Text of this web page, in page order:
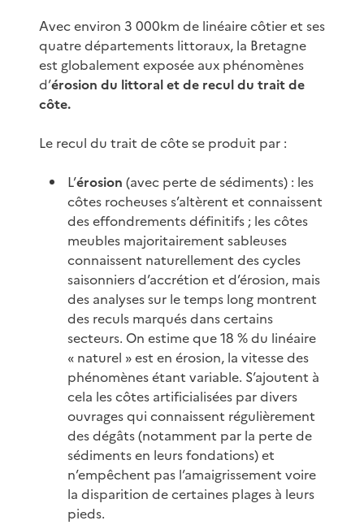
Avec environ 3 000km de linéaire côtier et ses
quatre départements littoraux, la Bretagne
est globalement exposée aux phénomènes
d’érosion du littoral et de recul du trait de
côte.
Le recul du trait de côte se produit par :
L’érosion (avec perte de sédiments) : les
côtes rocheuses s’altèrent et connaissent
des effondrements définitifs ; les côtes
meubles majoritairement sableuses
connaissent naturellement des cycles
saisonniers d’accrétion et d’érosion, mais
des analyses sur le temps long montrent
des reculs marqués dans certains
secteurs. On estime que 18 % du linéaire
« naturel » est en érosion, la vitesse des
phénomènes étant variable. S’ajoutent à
cela les côtes artificialisées par divers
ouvrages qui connaissent régulièrement
des dégâts (notamment par la perte de
sédiments en leurs fondations) et
n’empêchent pas l’amaigrissement voire
la disparition de certaines plages à leurs
pieds.